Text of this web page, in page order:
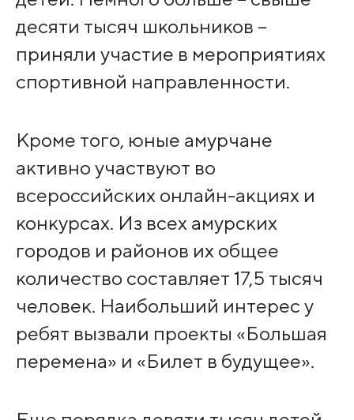
десяти тысяч школьников –
приняли участие в мероприятиях
спортивной направленности.
Кроме того, юные амурчане
активно участвуют во
всероссийских онлайн-акциях и
конкурсах. Из всех амурских
городов и районов их общее
количество составляет 17,5 тысяч
человек. Наибольший интерес у
ребят вызвали проекты «Большая
перемена» и «Билет в будущее».